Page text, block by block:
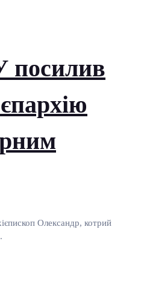
Олександр, котрий